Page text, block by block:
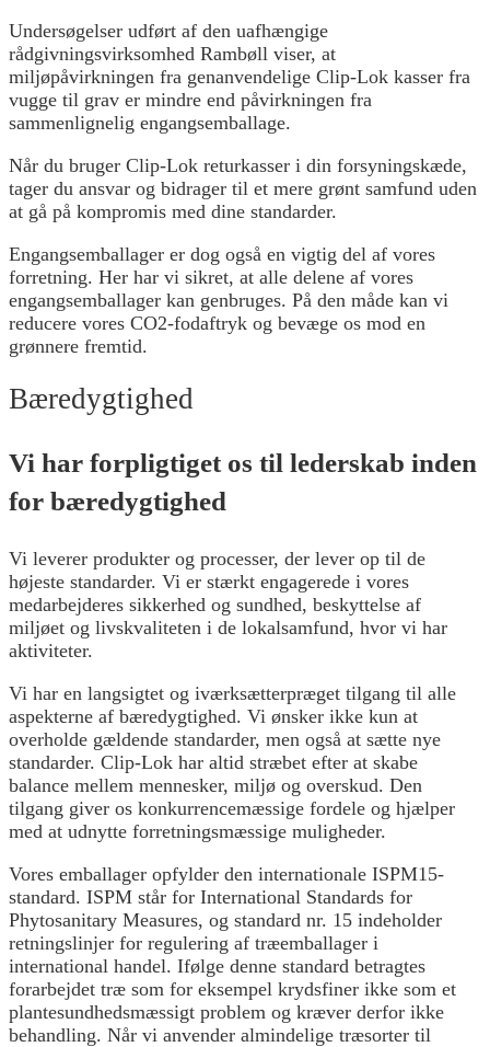
Undersøgelser udført af den uafhængige
rådgivningsvirksomhed Rambøll viser, at
miljøpåvirkningen fra genanvendelige Clip-Lok kasser fra
vugge til grav er mindre end påvirkningen fra
sammenlignelig engangsemballage.
Når du bruger Clip-Lok returkasser i din forsyningskæde,
tager du ansvar og bidrager til et mere grønt samfund uden
at gå på kompromis med dine standarder.
Engangsemballager er dog også en vigtig del af vores
forretning. Her har vi sikret, at alle delene af vores
engangsemballager kan genbruges. På den måde kan vi
reducere vores CO2-fodaftryk og bevæge os mod en
grønnere fremtid.
Bæredygtighed
Vi har forpligtiget os til lederskab inden
for bæredygtighed
Vi leverer produkter og processer, der lever op til de
højeste standarder. Vi er stærkt engagerede i vores
medarbejderes sikkerhed og sundhed, beskyttelse af
miljøet og livskvaliteten i de lokalsamfund, hvor vi har
aktiviteter.
Vi har en langsigtet og iværksætterpræget tilgang til alle
aspekterne af bæredygtighed. Vi ønsker ikke kun at
overholde gældende standarder, men også at sætte nye
standarder. Clip-Lok har altid stræbet efter at skabe
balance mellem mennesker, miljø og overskud. Den
tilgang giver os konkurrencemæssige fordele og hjælper
med at udnytte forretningsmæssige muligheder.
Vores emballager opfylder den internationale ISPM15-
standard. ISPM står for International Standards for
Phytosanitary Measures, og standard nr. 15 indeholder
retningslinjer for regulering af træemballager i
international handel. Ifølge denne standard betragtes
forarbejdet træ som for eksempel krydsfiner ikke som et
plantesundhedsmæssigt problem og kræver derfor ikke
behandling. Når vi anvender almindelige træsorter til